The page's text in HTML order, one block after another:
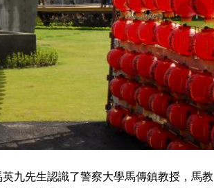
九先生認識了警察大學馬傳鎮教授，馬教